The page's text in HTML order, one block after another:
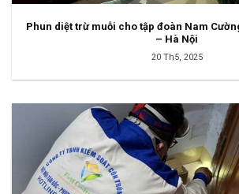
Phun diệt trừ muỗi cho tập đoàn Nam
– Hà Nội
20 Th5, 2025